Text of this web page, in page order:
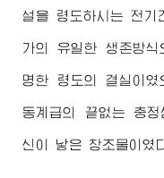
설을 령도하시는 전기
가의 유일한 생존방
명한 령도의 결실이였
동계급의 끝없는 충
신이 낳은 창조물이였